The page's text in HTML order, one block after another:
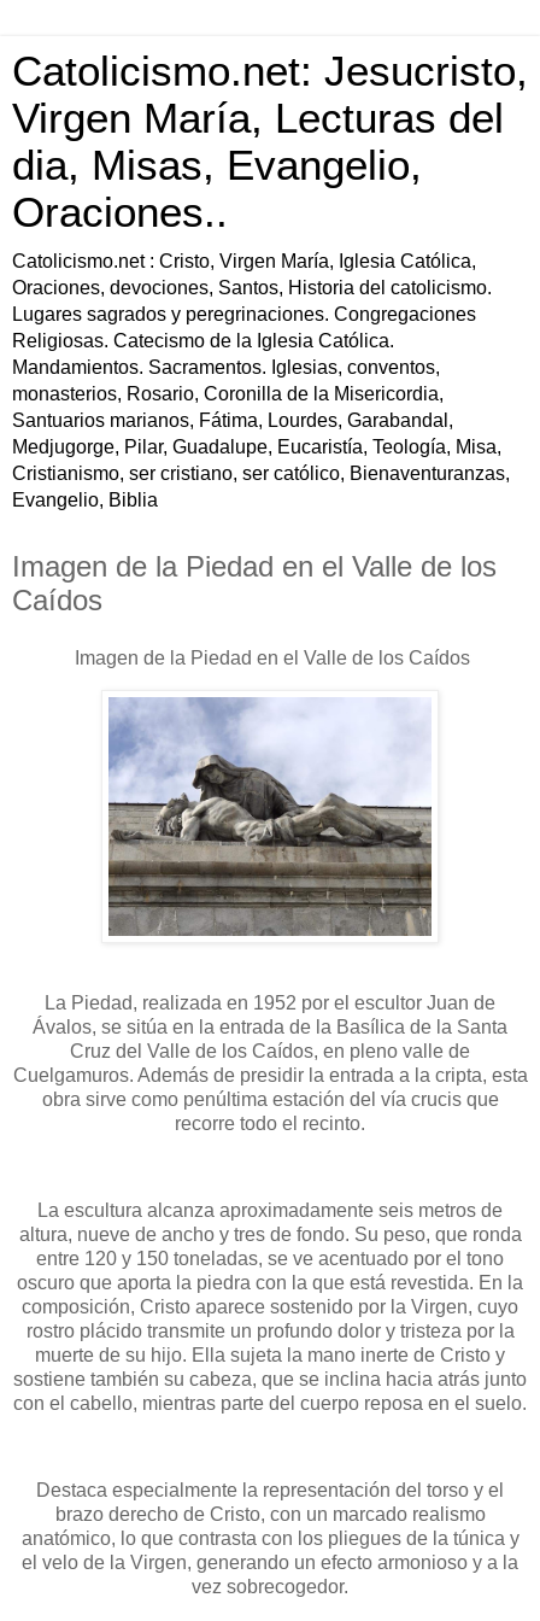
Catolicismo.net: Jesucristo,
Virgen María, Lecturas del
dia, Misas, Evangelio,
Oraciones..
Catolicismo.net : Cristo, Virgen María, Iglesia Católica,
Oraciones, devociones, Santos, Historia del catolicismo.
Lugares sagrados y peregrinaciones. Congregaciones
Religiosas. Catecismo de la Iglesia Católica.
Mandamientos. Sacramentos. Iglesias, conventos,
monasterios, Rosario, Coronilla de la Misericordia,
Santuarios marianos, Fátima, Lourdes, Garabandal,
Medjugorge, Pilar, Guadalupe, Eucaristía, Teología, Misa,
Cristianismo, ser cristiano, ser católico, Bienaventuranzas,
Evangelio, Biblia
Imagen de la Piedad en el Valle de los
Caídos
Imagen de la Piedad en el Valle de los Caídos
La Piedad, realizada en 1952 por el escultor Juan de
Ávalos, se sitúa en la entrada de la Basílica de la Santa
Cruz del Valle de los Caídos, en pleno valle de
Cuelgamuros. Además de presidir la entrada a la cripta, esta
obra sirve como penúltima estación del vía crucis que
recorre todo el recinto.
La escultura alcanza aproximadamente seis metros de
altura, nueve de ancho y tres de fondo. Su peso, que ronda
entre 120 y 150 toneladas, se ve acentuado por el tono
oscuro que aporta la piedra con la que está revestida. En la
composición, Cristo aparece sostenido por la Virgen, cuyo
rostro plácido transmite un profundo dolor y tristeza por la
muerte de su hijo. Ella sujeta la mano inerte de Cristo y
sostiene también su cabeza, que se inclina hacia atrás junto
con el cabello, mientras parte del cuerpo reposa en el suelo.
Destaca especialmente la representación del torso y el
brazo derecho de Cristo, con un marcado realismo
anatómico, lo que contrasta con los pliegues de la túnica y
el velo de la Virgen, generando un efecto armonioso y a la
vez sobrecogedor.